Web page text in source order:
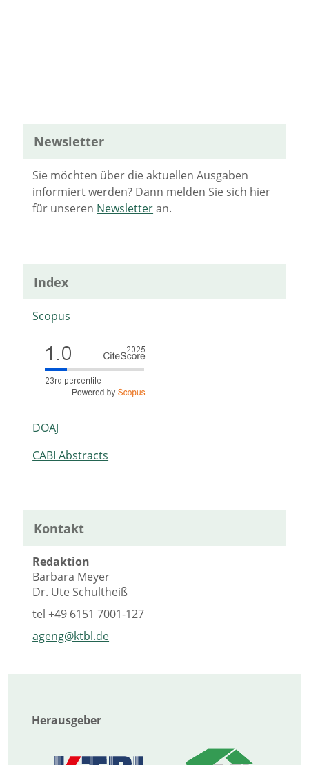
Newsletter
Sie möchten über die aktuellen Ausgaben
informiert werden? Dann melden Sie sich hier
für unseren Newsletteran.
Index
Scopus
DOAJ
CABI Abstracts
Kontakt
Redaktion
Barbara Meyer
Dr. Ute Schultheiß
tel+49 6151 7001-127
ageng@ktbl.de
Herausgeber